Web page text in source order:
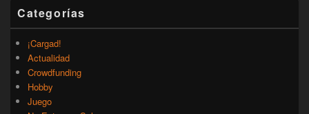
Categorías
¡Cargad!
Actualidad
Crowdfunding
Hobby
Juego